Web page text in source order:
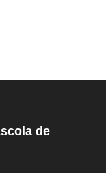
de